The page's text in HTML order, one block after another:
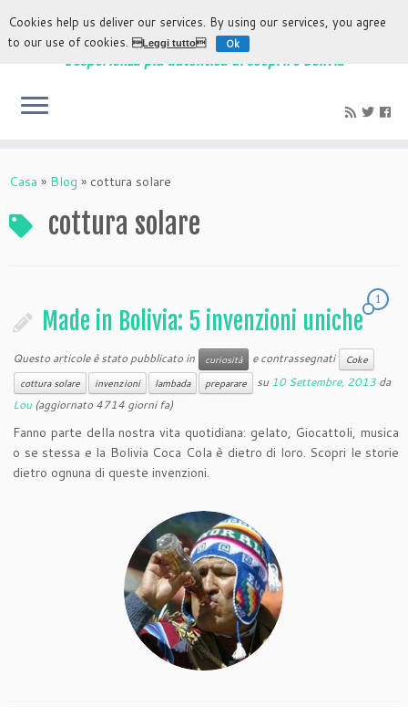
L'esperienza più autentica di scoprire Bolivia
Casa » Blog » cottura solare
cottura solare
Made in Bolivia: 5 invenzioni uniche
1
Questo articole è stato pubblicato in curiosità e contrassegnati
Coke
cottura solare
invenzioni lambada preparare su10 Settembre, 2013 da
Lou(aggiornato 4714 giorni fa)
Fanno parte della nostra vita quotidiana: gelato, Giocattoli, musica
o se stessa e la Bolivia Coca Cola è dietro di loro. Scopri le storie
dietro ognuna di queste invenzioni.
Cookies help us deliver our services. By using our services, you agree
to our use of cookies.Leggi tutto Ok